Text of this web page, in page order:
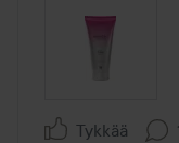
Tykkää